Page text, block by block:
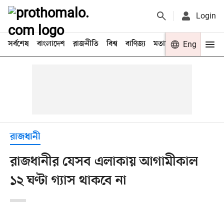
Login
সর্বশেষ বাংলাদেশ রাজনীতি বিশ্ব বাণিজ্য মতামত খেলা
Eng
রাজধানী
রাজধানীর যেসব এলাকায় আগামীকাল
১২ ঘণ্টা গ্যাস থাকবে না